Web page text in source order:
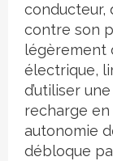
conducteur,
contre son
légèrement
électrique,
d’utiliser
recharge en
autonomie
débloque